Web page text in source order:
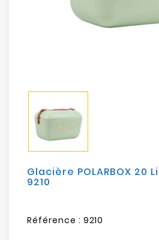
Electroménager
Sécurité
Mobilités
Loisirs
Glacière POLARBOX 20
9210
Référence : 9210